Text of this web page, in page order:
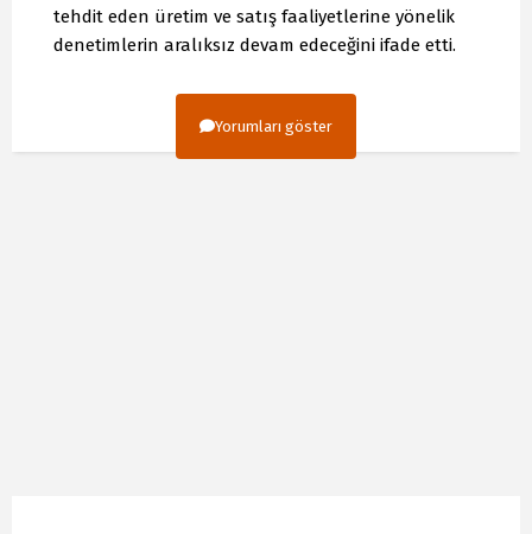
tehdit eden üretim ve satış faaliyetlerine yönelik
denetimlerin aralıksız devam edeceğini ifade etti.
Yorumları göster